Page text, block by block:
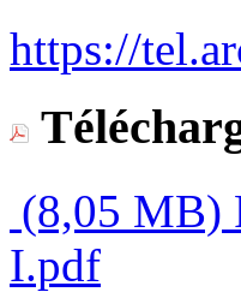
https://
(8,05 MB)
I.pdf